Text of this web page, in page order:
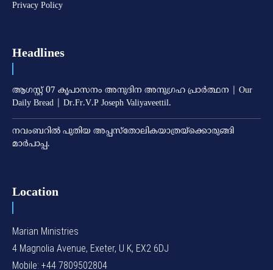
Privacy Policy
Headlines
ആഗസ്റ്റ് 07 കൃപാസനം അനുദിന അനുഗ്രഹ പ്രാർത്ഥന | Our
Daily Bread | Dr.Fr.V.P Joseph Valiyaveettil.
നവംബറില്‍ പുതിയ അപ്പസ്‌തോലികയാത്രയ്‌ക്കൊരുങ്ങി
മാര്‍പാപ്പ.
Location
Marian Ministries
4 Magnolia Avenue, Exeter, U K, EX2 6DJ
Mobile: +44 7809502804